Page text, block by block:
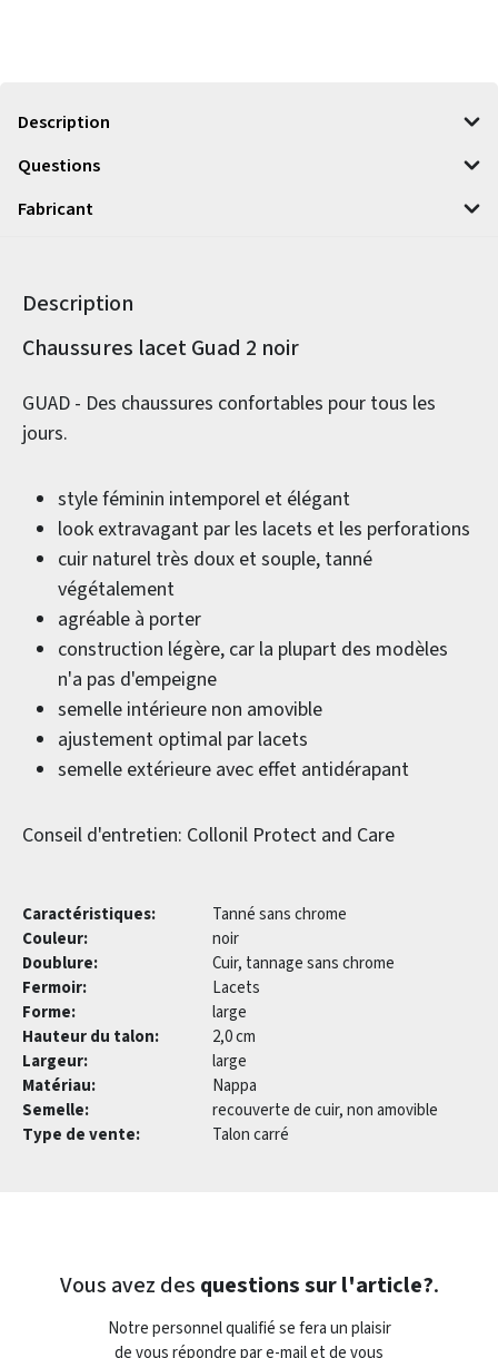
Description
Questions
Fabricant
Description
Informations sur le produit
Chaussures lacet Guad 2 noir
GUAD - Des chaussures confortables pour tous les
jours.
style féminin intemporel et élégant
look extravagant par les lacets et les perforations
cuir naturel très doux et souple, tanné
végétalement
agréable à porter
construction légère, car la plupart des modèles
n'a pas d'empeigne
semelle intérieure non amovible
ajustement optimal par lacets
semelle extérieure avec effet antidérapant
Conseil d'entretien: Collonil Protect and Care
Caractéristiques:
Tanné sans chrome
Couleur:
noir
Doublure:
Cuir, tannage sans chrome
Fermoir:
Lacets
Forme:
large
Hauteur du talon:
2,0 cm
Largeur:
large
Matériau:
Nappa
Semelle:
recouverte de cuir, non amovible
Type de vente:
Talon carré
Vous avez des questions sur l'article?.
Notre personnel qualifié se fera un plaisir
de vous répondre par e-mail et de vous